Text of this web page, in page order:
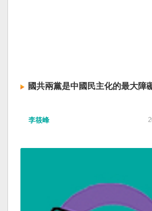
國共兩黨是中國民主化的最大障
李筱峰